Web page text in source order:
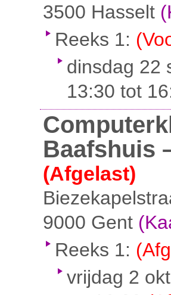
3500 Hasselt
Reeks 1:
dinsdag 22
13:30 tot
Baafshuis
(Afgelast)
9000 Gent
Reeks 1:
vrijdag 2